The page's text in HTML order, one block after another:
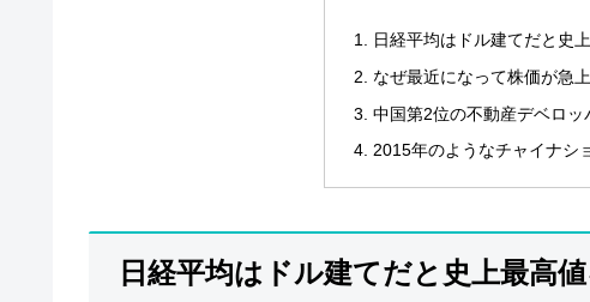
日経平均はドル建てだと史
なぜ最近になって株価が急
中国第2位の不動産デベロッ
2015年のようなチャイナシ
日経平均はドル建てだと史上最高